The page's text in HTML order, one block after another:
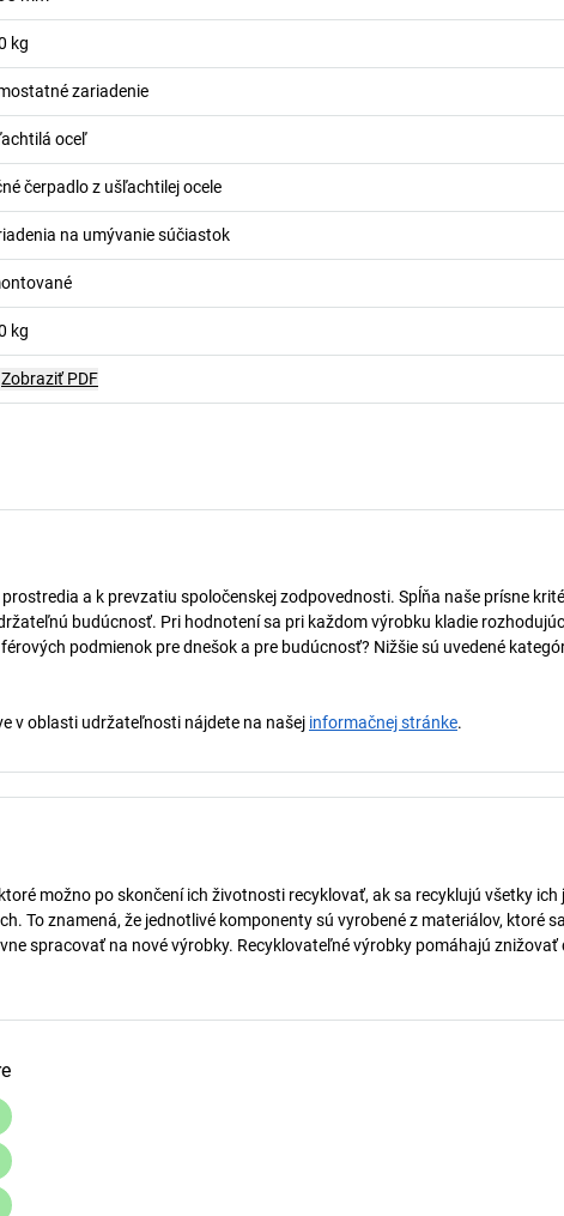
kg
zariadenie
oceľ
čerpadlo z ušľachtilej ocele
na umývanie súčiastok
kg
Zobraziť PDF
a k prevzatiu spoločenskej zodpovednosti. Spĺňa naše prísne
budúcnosť. Pri hodnotení sa pri každom výrobku kladie
podmienok pre dnešok a pre budúcnosť? Nižšie sú uvedené
v oblasti udržateľnosti nájdete na našej informačnej stránke.
možno po skončení ich životnosti recyklovať, ak sa recyklujú všetky ich
To znamená, že jednotlivé komponenty sú vyrobené z materiálov, ktoré
spracovať na nové výrobky. Recyklovateľné výrobky pomáhajú